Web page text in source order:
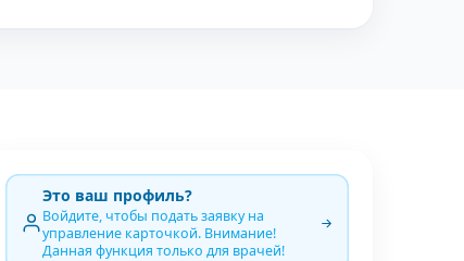
Это ваш профиль?
Войдите, чтобы подать заявку на
управление карточкой. Внимание!
Данная функция только для врачей!